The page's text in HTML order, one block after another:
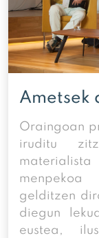
Ametsek
Oraingoan
iruditu
gelditzen
diegun
eustea,